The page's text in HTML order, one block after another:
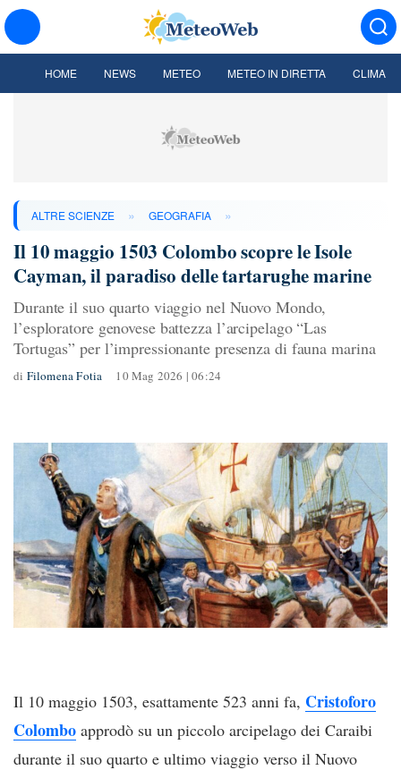
HOME NEWS METEO METEO IN DIRETTA CLIMA
ALTRE SCIENZE » GEOGRAFIA »
Il 10 maggio 1503 Colombo scopre le Isole
Cayman, il paradiso delle tartarughe marine
Durante il suo quarto viaggio nel Nuovo Mondo,
l’esploratore genovese battezza l’arcipelago “Las
Tortugas” per l’impressionante presenza di fauna marina
di Filomena Fotia 10 Mag 2026 | 06:24
Il 10 maggio 1503, esattamente 523 anni fa, Cristoforo
Colombo approdò su un piccolo arcipelago dei Caraibi
durante il suo quarto e ultimo viaggio verso il Nuovo